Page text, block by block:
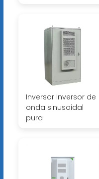
Inversor Inversor de
onda sinusoidal
pura